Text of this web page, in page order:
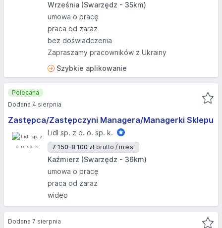
Września (Swarzędz - 35km)
umowa o pracę
praca od zaraz
bez doświadczenia
Zapraszamy pracowników z Ukrainy
Szybkie aplikowanie
Zastępca/Zastępczyni Managera/Managerki Sklepu
Lidl sp. z o. o. sp. k.
7 150-8 100 zł brutto / mies.
Kaźmierz (Swarzędz - 36km)
umowa o pracę
praca od zaraz
wideo
Polecana
Dodana 4 sierpnia
Dodana 7 sierpnia